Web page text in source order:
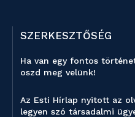
SZERKESZTŐSÉG
Ha van egy fontos
oszd meg velünk!
Az Esti Hírlap nyitott az
legyen szó társadalmi